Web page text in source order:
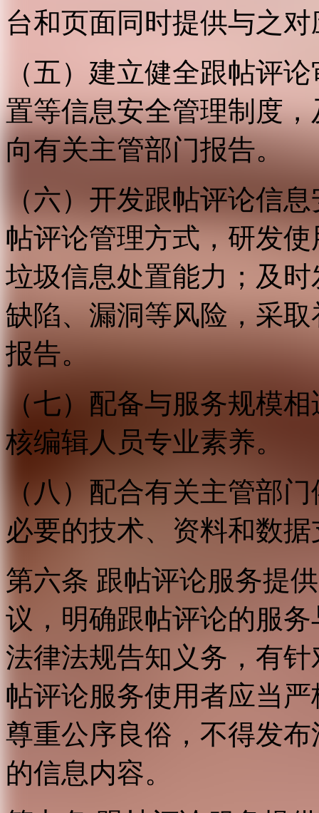
台和页面同时提供与之
（五）建立健全跟帖评
置等信息安全管理制度
向有关主管部门报告。
（六）开发跟帖评论信
帖评论管理方式，研发
垃圾信息处置能力；及
缺陷、漏洞等风险，采
报告。
（七）配备与服务规模
核编辑人员专业素养。
（八）配合有关主管部
必要的技术、资料和数
第六条 跟帖评论服务提
议，明确跟帖评论的服
法律法规告知义务，有
帖评论服务使用者应当
尊重公序良俗，不得发
的信息内容。